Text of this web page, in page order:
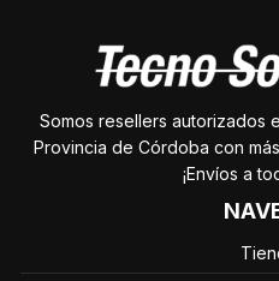
Somos resellers autorizados
Provincia de Córdoba con
¡Envíos a